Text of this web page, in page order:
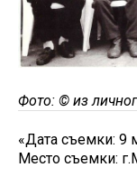
Фото: © из
«Дата съемки: 9
Место съемки: